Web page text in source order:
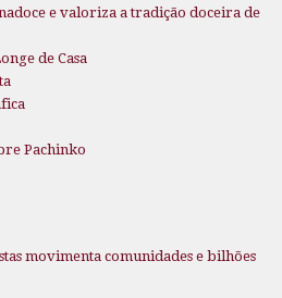
e valoriza a tradição doceira de
de Casa
Pachinko
movimenta comunidades e bilhões